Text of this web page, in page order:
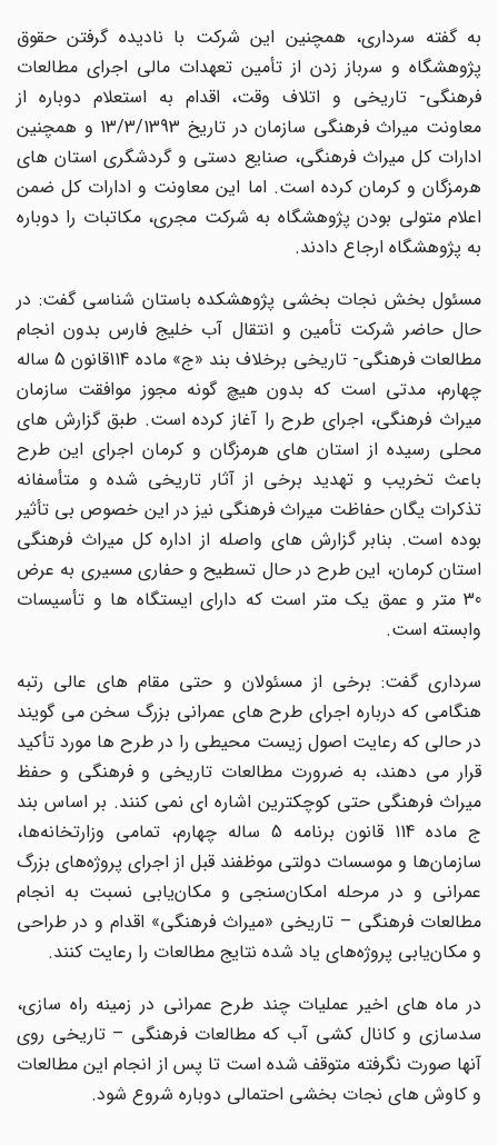
به گفته سرداری، همچنین این شرکت با نادیده گرفتن حقوق
پژوهشگاه و سرباز زدن از تأمین تعهدات مالی اجرای مطالعات
فرهنگی- تاریخی و اتلاف وقت، اقدام به استعلام دوباره از
معاونت میراث فرهنگی سازمان در تاریخ 13/3/1393 و همچنین
ادارات کل میراث فرهنگی، صنایع دستی و گردشگری استان های
هرمزگان و کرمان کرده است. اما این معاونت و ادارات کل ضمن
اعلام متولی بودن پژوهشگاه به شرکت مجری، مکاتبات را دوباره
به پژوهشگاه ارجاع دادند.
مسئول بخش نجات بخشی پژوهشکده باستان شناسی گفت: در
حال حاضر شرکت تأمین و انتقال آب خلیج فارس بدون انجام
مطالعات فرهنگی- تاریخی برخلاف بند «ج» ماده 114قانون 5 ساله
چهارم، مدتی است که بدون هیچ گونه مجوز موافقت سازمان
میراث فرهنگی، اجرای طرح را آغاز کرده است. طبق گزارش های
محلی رسیده از استان های هرمزگان و کرمان اجرای این طرح
باعث تخریب و تهدید برخی از آثار تاریخی شده و متأسفانه
تذکرات یگان حفاظت میراث فرهنگی نیز در این خصوص بی تأثیر
بوده است. بنابر گزارش های واصله از اداره کل میراث فرهنگی
استان کرمان، این طرح در حال تسطیح و حفاری مسیری به عرض
30 متر و عمق یک متر است که دارای ایستگاه ها و تأسیسات
وابسته است.
سرداری گفت: برخی از مسئولان و حتی مقام های عالی رتبه
هنگامی که درباره اجرای طرح های عمرانی بزرگ سخن می گویند
در حالی که رعایت اصول زیست محیطی را در طرح ها مورد تأکید
قرار می دهند، به ضرورت مطالعات تاریخی و فرهنگی و حفظ
میراث فرهنگی حتی کوچکترین اشاره ای نمی کنند. بر اساس بند
ج ماده 114 قانون برنامه 5 ساله چهارم، تمامی وزارتخانه‌ها،
سازمان‌ها و موسسات دولتی موظفند قبل از اجرای پروژه‌های بزرگ
عمرانی و در مرحله امکان‌سنجی و مکان‌یابی نسبت به انجام
مطالعات فرهنگی – تاریخی «میراث فرهنگی» اقدام و در طراحی
و مکان‌یابی پروژه‌های یاد شده نتایج مطالعات را رعایت کنند.
در ماه های اخیر عملیات چند طرح عمرانی در زمینه راه سازی،
سدسازی و کانال کشی آب که مطالعات فرهنگی – تاریخی روی
آنها صورت نگرفته متوقف شده است تا پس از انجام این مطالعات
و کاوش های نجات بخشی احتمالی دوباره شروع شود.